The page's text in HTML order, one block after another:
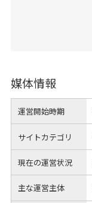
媒体情報
運営開始時期
サイトカテゴリ
現在の運営状況
主な運営主体